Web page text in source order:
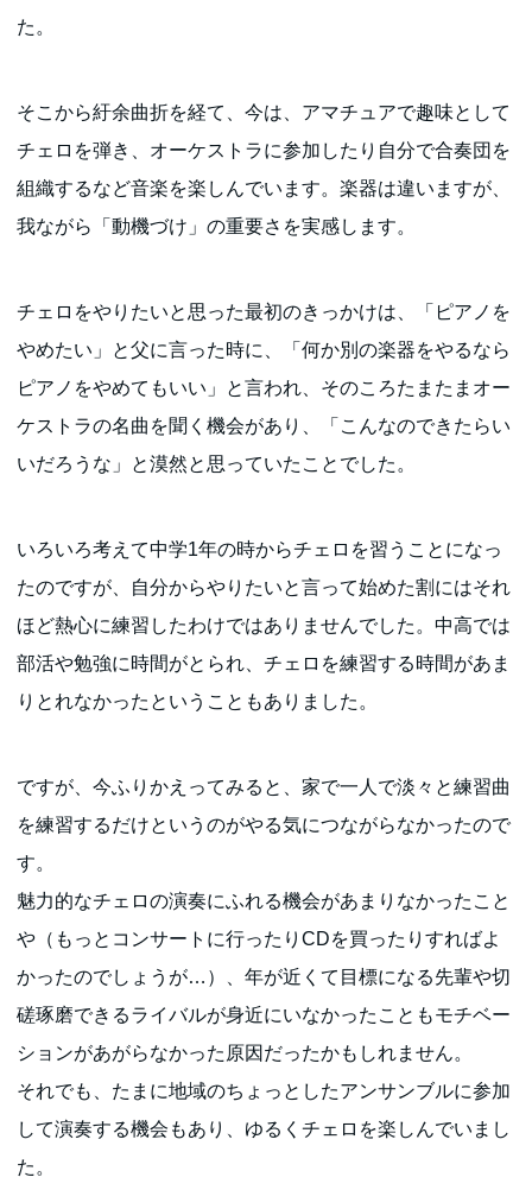
た。
そこから紆余曲折を経て、今は、アマチュアで趣味として
チェロを弾き、オーケストラに参加したり自分で合奏団を
組織するなど音楽を楽しんでいます。楽器は違いますが、
我ながら「動機づけ」の重要さを実感します。
チェロをやりたいと思った最初のきっかけは、「ピアノを
やめたい」と父に言った時に、「何か別の楽器をやるなら
ピアノをやめてもいい」と言われ、そのころたまたまオー
ケストラの名曲を聞く機会があり、「こんなのできたらい
いだろうな」と漠然と思っていたことでした。
いろいろ考えて中学1年の時からチェロを習うことになっ
たのですが、自分からやりたいと言って始めた割にはそれ
ほど熱心に練習したわけではありませんでした。中高では
部活や勉強に時間がとられ、チェロを練習する時間があま
りとれなかったということもありました。
ですが、今ふりかえってみると、家で一人で淡々と練習曲
を練習するだけというのがやる気につながらなかったので
す。
魅力的なチェロの演奏にふれる機会があまりなかったこと
や（もっとコンサートに行ったりCDを買ったりすればよ
かったのでしょうが…）、年が近くて目標になる先輩や切
磋琢磨できるライバルが身近にいなかったこともモチベー
ションがあがらなかった原因だったかもしれません。
それでも、たまに地域のちょっとしたアンサンブルに参加
して演奏する機会もあり、ゆるくチェロを楽しんでいまし
た。